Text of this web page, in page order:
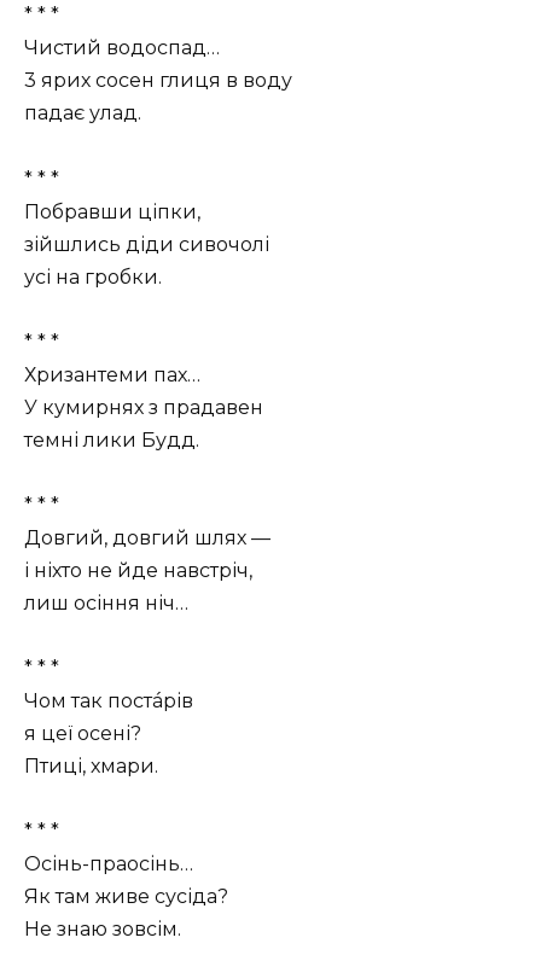
* * *
Чистий водоспад…
3 ярих сосен глиця в воду
падає улад.
* * *
Побравши ціпки,
зійшлись діди сивочолі
усі на гробки.
* * *
Хризантеми пах…
У кумирнях з прадавен
темні лики Будд.
* * *
Довгий, довгий шлях —
і ніхто не йде навстріч,
лиш осіння ніч…
* * *
Чом так постáрів
я цеї осені?
Птиці, хмари.
* * *
Осінь-праосінь…
Як там живе сусіда?
Не знаю зовсім.